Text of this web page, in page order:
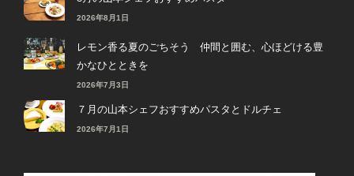
2026年8月1日
レモン香る夏のごちそう 仲間と囲む、心ほどける豊
かなひとときを
2026年7月3日
７月の山本シェフおすすめパスタとドルチェ
2026年7月1日